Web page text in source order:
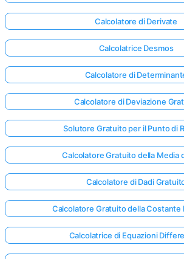
Calcolatore di Derivate
Calcolatrice Desmos
Calcolatore di
Calcolatore di Deviazione
Solutore Gratuito per il Punto di
Calcolatore Gratuito della Media
Calcolatore di Dadi
Calcolatore Gratuito della Costante
Calcolatrice di Equazioni